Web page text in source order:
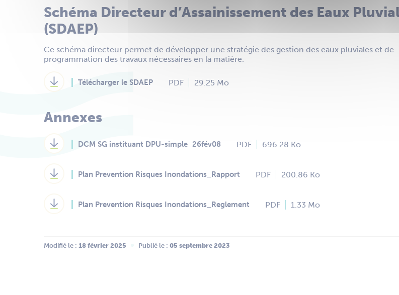
Schéma Directeur d’Assainissement des Eaux
(SDAEP)
Ce schéma directeur permet de développer une stratégie des gestion des eaux pluviales et de
programmation des travaux nécessaires en la matière.
Télécharger le SDAEP PDF 29.25 Mo
Annexes
DCM SG instituant DPU-simple_26fév08 PDF 696.28 Ko
Plan Prevention Risques Inondations_Rapport PDF 200.86 Ko
Plan Prevention Risques Inondations_Reglement PDF 1.33 Mo
Modifié le : 18 février 2025 Publié le : 05 septembre 2023